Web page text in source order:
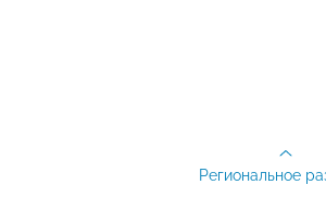
Региональное